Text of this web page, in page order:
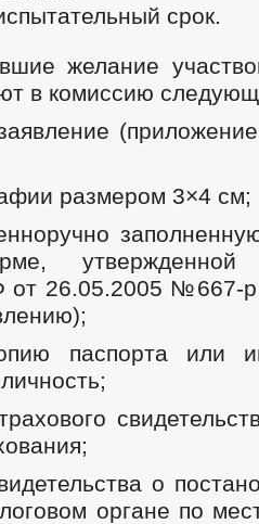
срок.
желание
в комиссию
(приложение
размером 3×4 см;
заполненную
утвержденной
от 26.05.2005 №667-
или
свидетельства
о
органе по